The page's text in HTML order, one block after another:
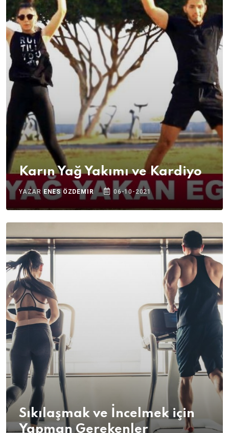
Karın Yağ Yakımı ve Kardiyo
YAZAR ENES ÖZDEMIR 06-10-2021
Sıkılaşmak ve İncelmek için
Yapman Gerekenler